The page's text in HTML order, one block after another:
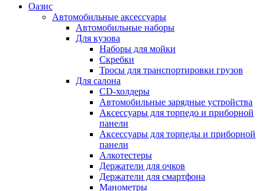
Оазис
Автомобильные аксессуары
Автомобильные наборы
Для кузова
Наборы для мойки
Скребки
Тросы для транспортировки грузов
Для салона
CD-холдеры
Автомобильные зарядные устройства
Аксессуары для торпедо и приборной
панели
Аксессуары для торпеды и приборной
панели
Алкотестеры
Держатели для очков
Держатели для смартфона
Манометры